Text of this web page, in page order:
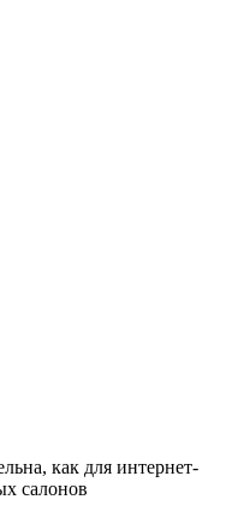
как для интернет-
салонов